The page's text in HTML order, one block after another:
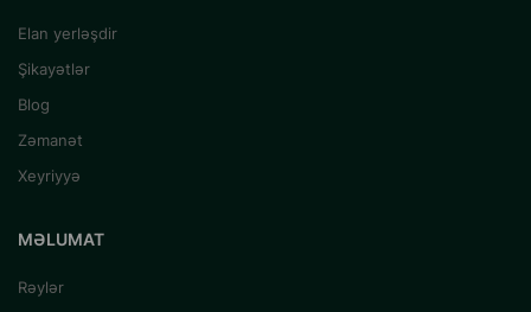
Elan yerləşdir
Şikayətlər
Blog
Zəmanət
Xeyriyyə
MƏLUMAT
Rəylər